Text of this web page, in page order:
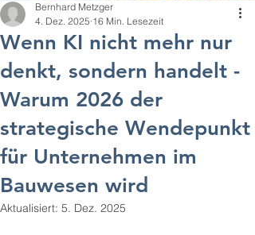
Wenn KI nicht mehr nur
denkt, sondern handelt -
Warum 2026 der
strategische Wendepunkt
für Unternehmen im
Bauwesen wird
Bernhard Metzger
4. Dez. 2025 16 Min. Lesezeit
Aktualisiert: 5. Dez. 2025